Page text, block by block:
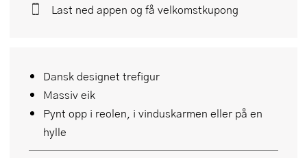
Dansk designet trefigur
Massiv eik
Pynt opp i reolen, i vinduskarmen eller på en
hylle
Last ned appen og få velkomstkupong